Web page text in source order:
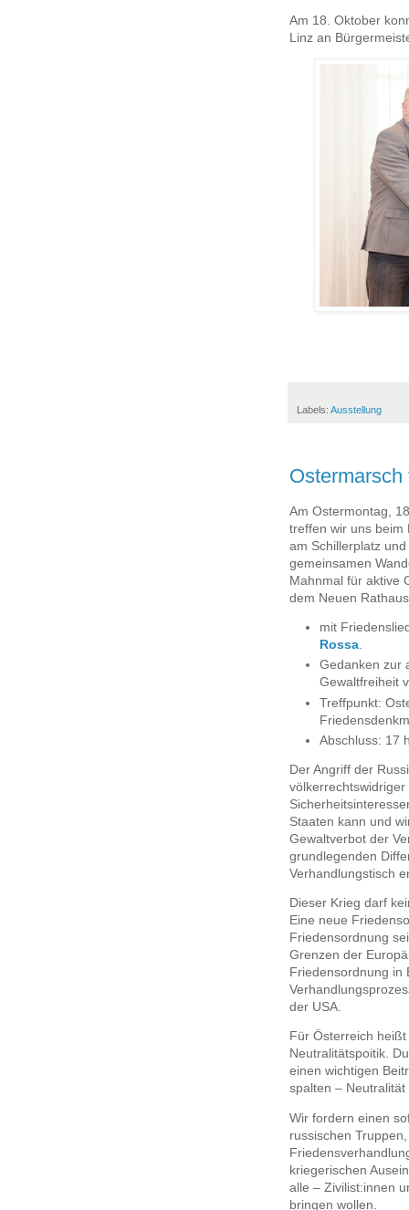
Am 18. Oktober
Linz an
Labels: Ausstellung
Am Ostermontag,
treffen wir uns beim
am Schillerplatz
gemeinsamen
Mahnmal für aktive
dem Neuen
mit
Rossa
Gedanken zur
Gewaltfreiheit
Treffpunkt:
Abschluss: 17
Der Angriff der
Staaten kann und
Gewaltverbot der
grundlegenden
Verhandlungstisch
Dieser Krieg darf
Eine neue
Friedensordnung
Grenzen der
Friedensordnung in
der USA.
Für Österreich
Neutralitätspoitik.
einen wichtigen
spalten – Neutralität
Wir fordern einen
russischen
kriegerischen
alle – Zivilist:innen
bringen wollen.